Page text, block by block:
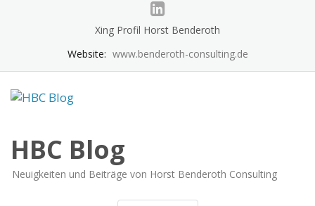
Xing Profil Horst Benderoth
Website: www.benderoth-consulting.de
HBC Blog
Neuigkeiten und Beiträge von Horst Benderoth Consulting